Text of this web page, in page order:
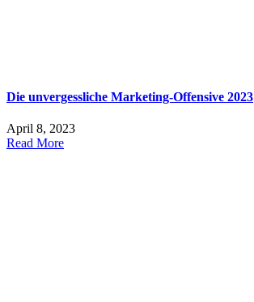
Die unvergessliche Marketing-Offensive 2023
April 8, 2023
Read More